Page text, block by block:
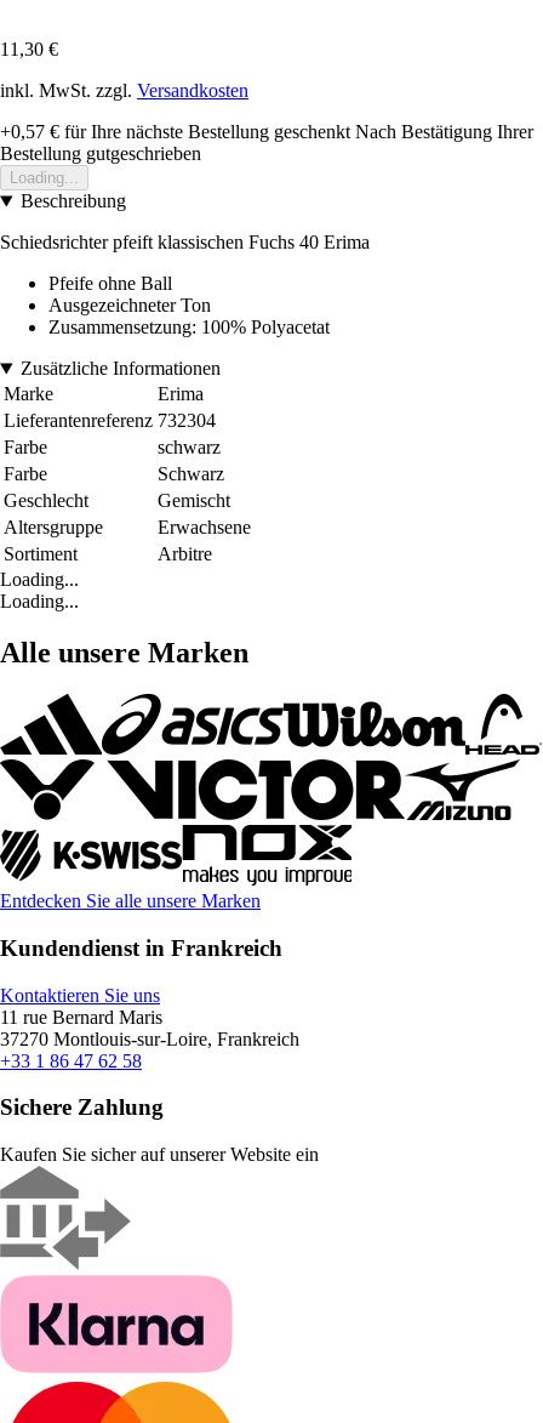
11,30 €
inkl. MwSt. zzgl. Versandkosten
+0,57 € für Ihre nächste Bestellung geschenkt Nach Bestätigung Ihrer
Bestellung gutgeschrieben
Loading...
Beschreibung
Schiedsrichter pfeift klassischen Fuchs 40 Erima
Pfeife ohne Ball
Ausgezeichneter Ton
Zusammensetzung: 100% Polyacetat
Zusätzliche Informationen
Marke
Erima
Lieferantenreferenz 732304
Farbe
schwarz
Farbe
Schwarz
Geschlecht
Gemischt
Altersgruppe
Erwachsene
Sortiment
Arbitre
Loading...
Loading...
Alle unsere Marken
Entdecken Sie alle unsere Marken
Kundendienst in Frankreich
Kontaktieren Sie uns
11 rue Bernard Maris
37270 Montlouis-sur-Loire, Frankreich
+33 1 86 47 62 58
Sichere Zahlung
Kaufen Sie sicher auf unserer Website ein